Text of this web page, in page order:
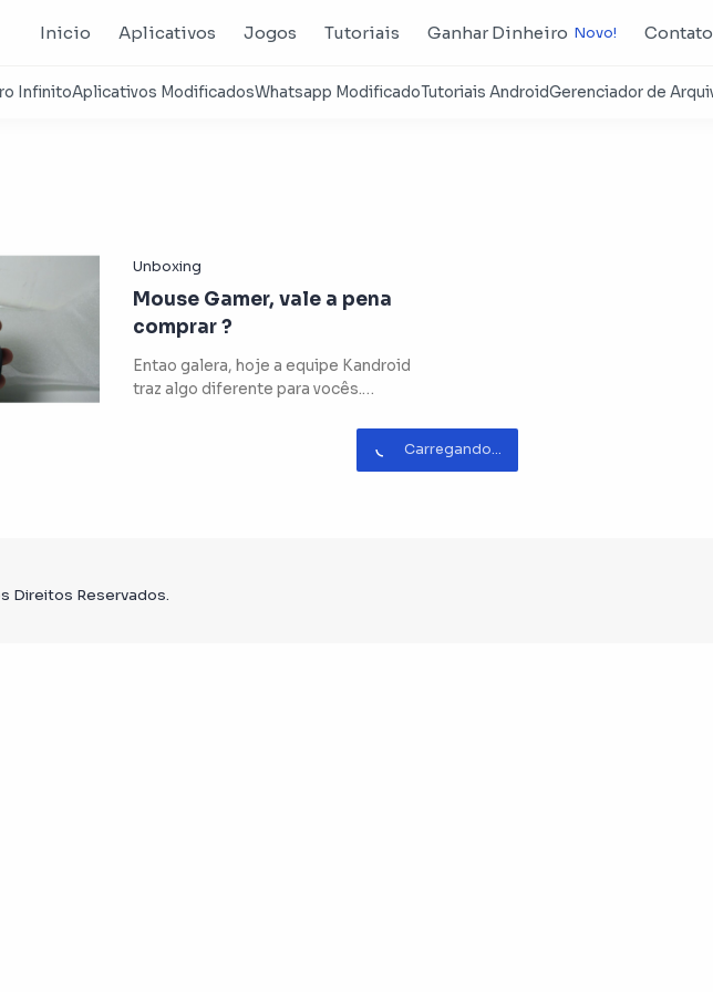
Inicio Aplicativos Jogos Tutoriais Ganhar Dinheiro Contato
Mouse Gamer, vale a pena
comprar ?
Entao galera, hoje a equipe Kandroid
traz algo diferente para vocês.
Direitos Reservados.